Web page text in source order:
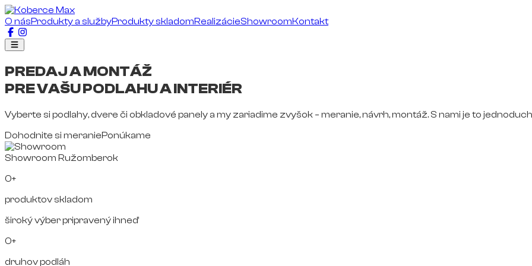
O násProdukty a službyProdukty skladomRealizácieShowroomKontakt
PREDAJ A MONTÁŽ
PRE VAŠU PODLAHU A INTERIÉR
Vyberte si podlahy, dvere či obkladové panely a my zariadime zvyšok – meranie, návrh, montáž. S nami je to
Dohodnite si meraniePonúkame
Showroom Ružomberok
0+
produktov skladom
široký výber pripravený ihneď
0+
druhov podláh